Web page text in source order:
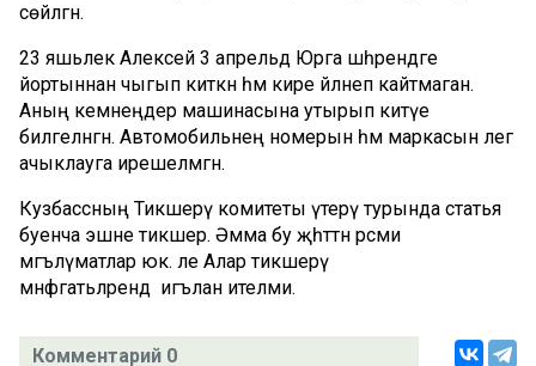
сөйләгән.
23 яшьлек Алексей 3 апрельдә Юрга шәһәрендәге
йортыннан чыгып киткән һәм кире әйләнеп кайтмаган.
Аның кемнеңдер машинасына утырып китүе
билгеләнгән. Автомобильнең номерын һәм маркасын әлегә
ачыклауга ирешелмәгән.
Кузбассның Тикшерү комитеты үтерү турында статья
буенча эшне тикшерә. Әмма бу җәһәттән рәсми
мәгълүматлар юк. әле Алар тикшерү
мәнфәгатьләрендә игълан ителми.
Комментарий 0